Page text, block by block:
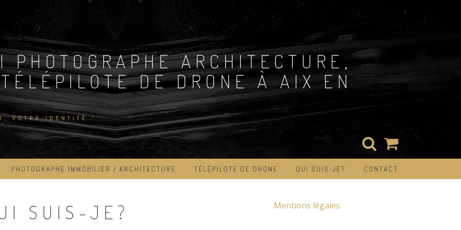
PHOTOGRAPHE ARCHITECTURE,
DE DRONE À AIX EN
VOTRE IDENTITÉ "
PHOTOGRAPHE IMMOBILIER / ARCHITECTURE TÉLÉPILOTE DE DRONE QUI SUIS-JE? CONTACT
SUIS-JE? Mentions légales